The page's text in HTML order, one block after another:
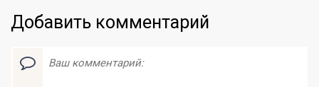
Добавить комментарий